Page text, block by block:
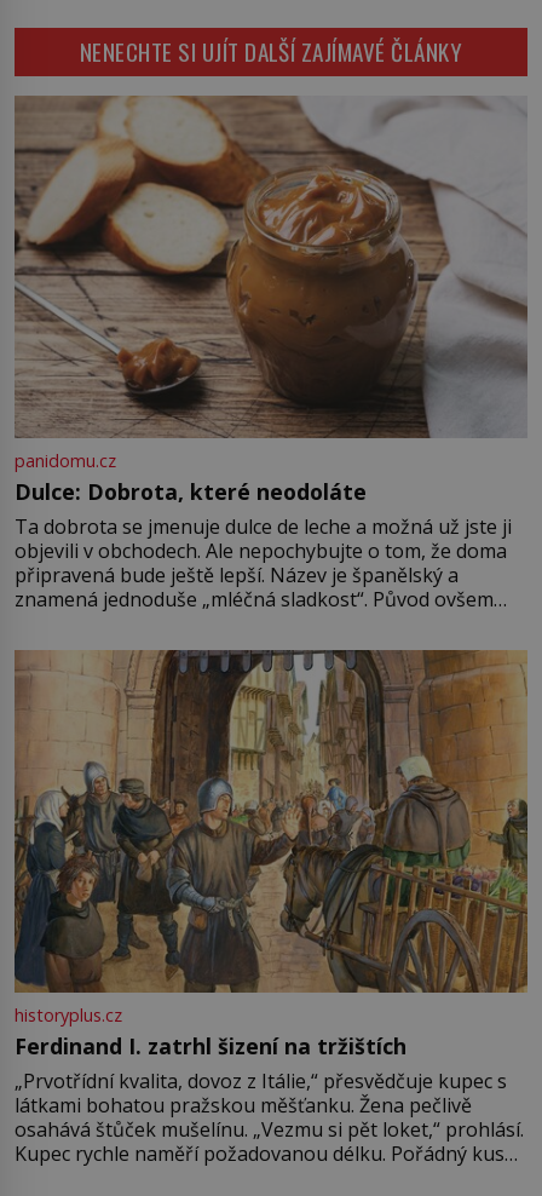
dokáže příroda a napovídá, kde
bychom jednou […]
energie. Právě na tu se zaměří
pozornost dvojice zkušených
astronomů. Namísto ní ale objeví
něco mnohem hmatatelnějšího.
Naprosto rekordní kometu!
Astronomové Pedro Bernardinelli a
Gary Bernstein mravenčí prací
zkoumají archivní snímky v rámci
Průzkumu temné energie […]
NENECHTE SI UJÍT DALŠÍ ZAJÍMAVÉ ČLÁNKY
panidomu.cz
Dulce: Dobrota, které neodoláte
Ta dobrota se jmenuje dulce de leche a možná už jste ji
objevili v obchodech. Ale nepochybujte o tom, že doma
připravená bude ještě lepší. Název je španělský a
znamená jednoduše „mléčná sladkost“. Původ ovšem
pře hned několik latinskoamerických zemí a k tomu
Francie, kde se traduje,
historyplus.cz
Ferdinand I. zatrhl šizení na tržištích
„Prvotřídní kvalita, dovoz z Itálie,“ přesvědčuje kupec s
látkami bohatou pražskou měšťanku. Žena pečlivě
osahává štůček mušelínu. „Vezmu si pět loket,“ prohlásí.
Kupec rychle naměří požadovanou délku. Pořádný kus